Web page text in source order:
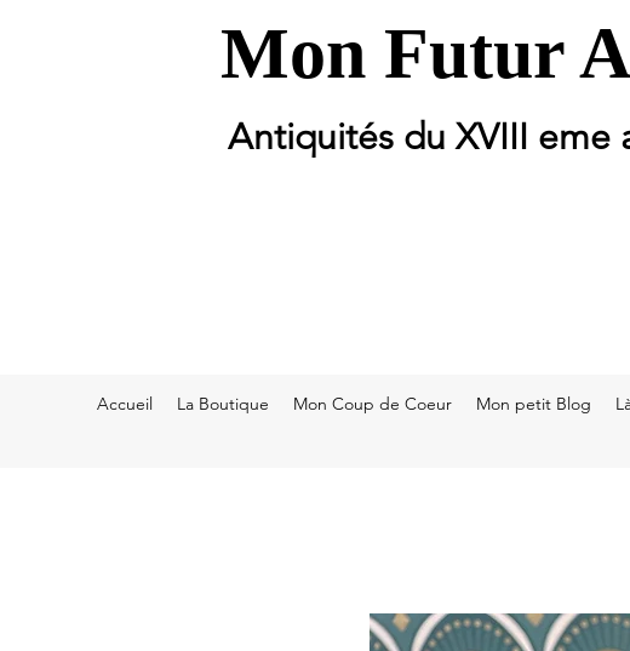
Mon Futur
Antiquités du XVIII eme
Accueil La Boutique Mon Coup de Coeur Mon petit Blog